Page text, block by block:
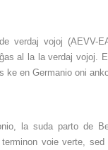
verdaj vojoj (AEVV-
al la la verdaj vojoj.
en Germanio oni
la suda parto de
voie verte,